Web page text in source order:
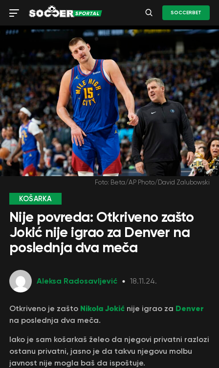
SOCCERBET
Foto: Beta/AP Photo/David Zalubowski
KOŠARKA
Nije povreda: Otkriveno zašto
Jokić nije igrao za Denver na
poslednja dva meča
Aleksa Radosavljević 18.11.24.
Otkriveno je zašto Nikola Jokićnije igrao za Denver
na poslednja dva meča.
Iako je sam košarkaš želeo da njegovi privatni razlozi
ostanu privatni, jasno je da takvu njegovu molbu
javnost nije mogla baš da ispoštuje.